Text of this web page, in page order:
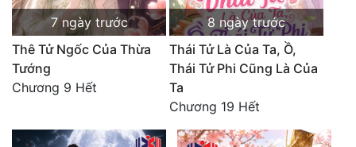
Xuyên Thư
Điền Văn
Đô Thị
Đông Phương Huyền Huyễn
7 ngày trước
Thê Tử Ngốc Của Thừa
Tướng
Chương 9 Hết
8 ngày trước
Thái Tử Là Của Ta, Ồ,
Thái Tử Phi Cũng Là Của
Ta
Chương 19 Hết